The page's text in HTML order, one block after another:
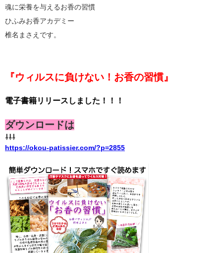
魂に栄養を与えるお香の習慣
ひふみお香アカデミー
椎名まさえです。
『ウィルスに負けない！お香の習慣』
電子書籍リリースしました！！！
ダウンロードは
⇩⇩⇩
https://okou-patissier.com/?p=2855